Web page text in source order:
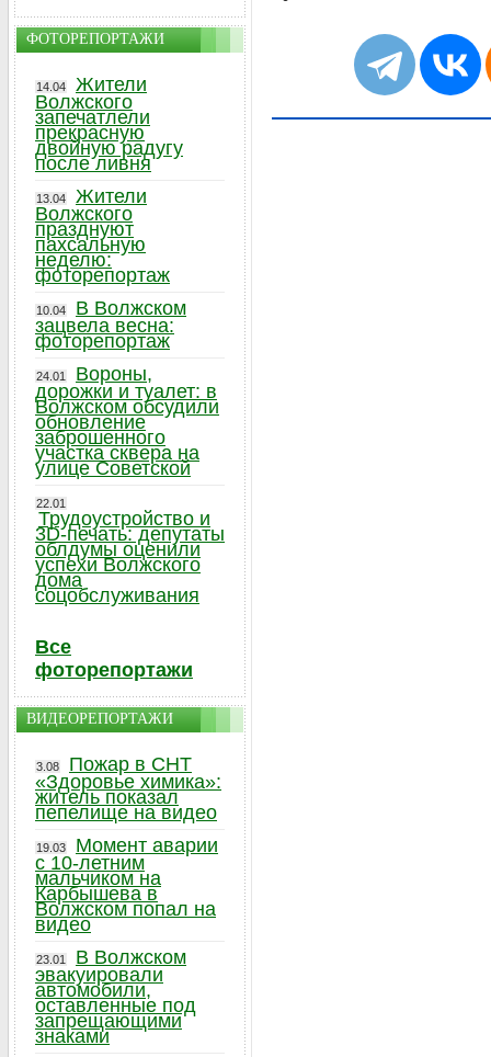
ФОТОРЕПОРТАЖИ
14.04
Жители
Волжского
запечатлели
прекрасную
двойную радугу
после ливня
13.04
Жители
Волжского
празднуют
пахсальную
неделю:
фоторепортаж
10.04
В Волжском
зацвела весна:
фоторепортаж
24.01
Вороны,
дорожки и туалет: в
Волжском обсудили
обновление
заброшенного
участка сквера на
улице Советской
22.01
Трудоустройство и
3D-печать: депутаты
облдумы оценили
успехи Волжского
дома
соцобслуживания
Все
фоторепортажи
ВИДЕОРЕПОРТАЖИ
3.08
Пожар в СНТ
«Здоровье химика»:
житель показал
пепелище на видео
19.03
Момент аварии
с 10-летним
мальчиком на
Карбышева в
Волжском попал на
видео
23.01
В Волжском
эвакуировали
автомобили,
оставленные под
запрещающими
знаками